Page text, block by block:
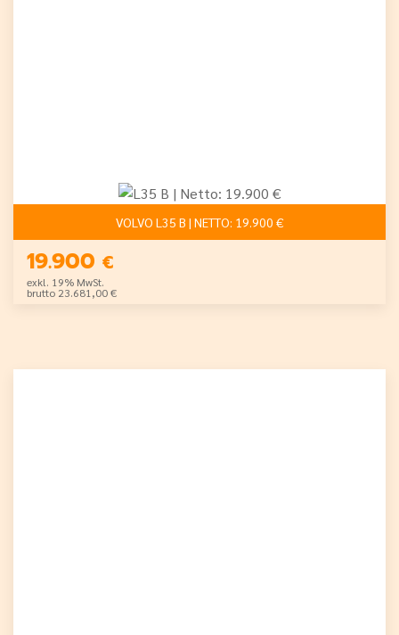
VOLVO L35 B | NETTO: 19.900 €
19.900 €
exkl. 19% MwSt.
brutto 23.681,00 €